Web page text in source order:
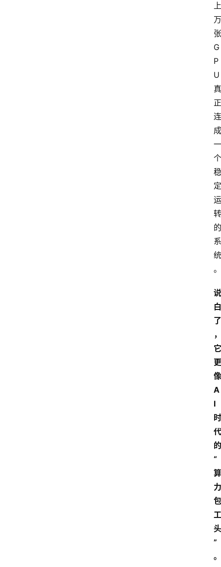
上
万
张
G
P
U
真
正
连
成
一
个
稳
定
运
转
的
系
统
。
说
白
了
，
它
更
像
A
I
时
代
的
“
算
力
包
工
头
”
。